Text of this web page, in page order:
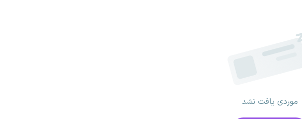
موردی یافت نشد